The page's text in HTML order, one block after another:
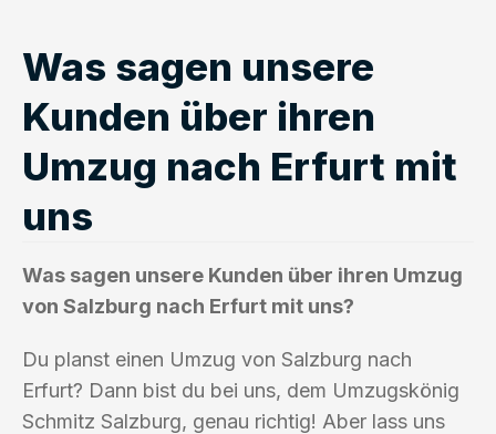
Was sagen unsere
Kunden über ihren
Umzug nach Erfurt mit
uns
Was sagen unsere Kunden über ihren Umzug
von Salzburg nach Erfurt mit uns?
Du planst einen Umzug von Salzburg nach
Erfurt? Dann bist du bei uns, dem Umzugskönig
Schmitz Salzburg, genau richtig! Aber lass uns